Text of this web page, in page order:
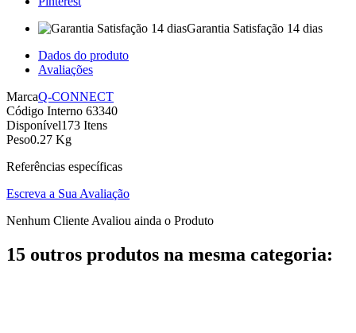
Garantia Satisfação 14 dias
Dados do produto
Avaliações
MarcaQ-CONNECT
Código Interno 63340
Disponível173 Itens
Peso0.27 Kg
Referências específicas
Escreva a Sua Avaliação
Nenhum Cliente Avaliou ainda o Produto
15 outros produtos na mesma categoria: